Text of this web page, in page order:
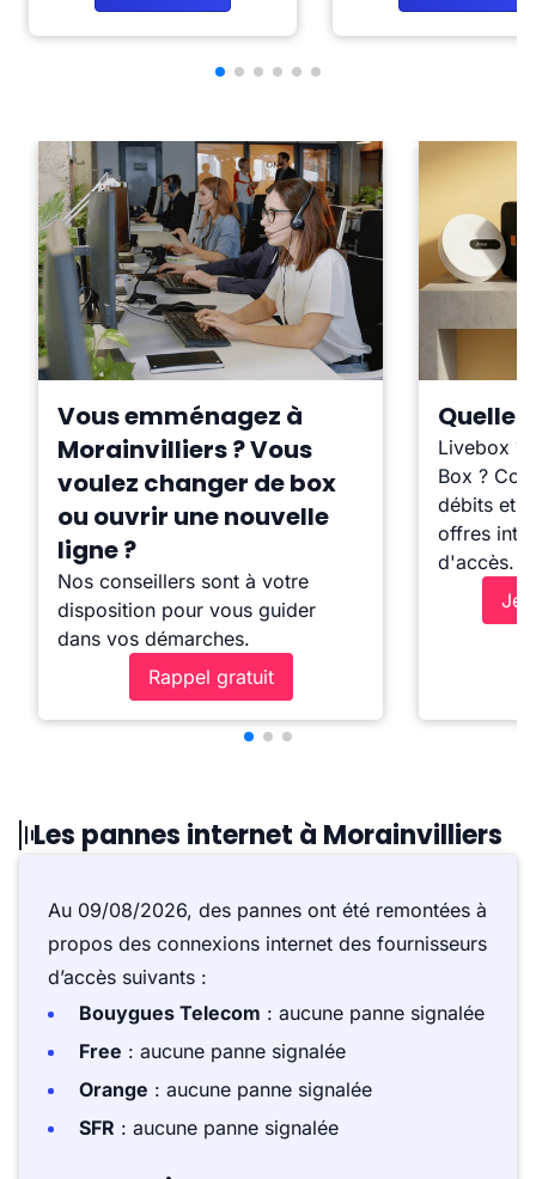
Vous emménagez à
Morainvilliers ? Vous
voulez changer de box
ou ouvrir une nouvelle
ligne ?
Nos conseillers sont à votre
disposition pour vous guider
dans vos démarches.
Rappel gratuit
Quelle
Livebox ?
Box ?
débits et
offres
d'accès.
Je
Les pannes internet à Morainvilliers
Au 09/08/2026, des pannes ont été remontées à
propos des connexions internet des fournisseurs
d’accès suivants :
Bouygues Telecom : aucune panne signalée
Free : aucune panne signalée
Orange : aucune panne signalée
SFR : aucune panne signalée